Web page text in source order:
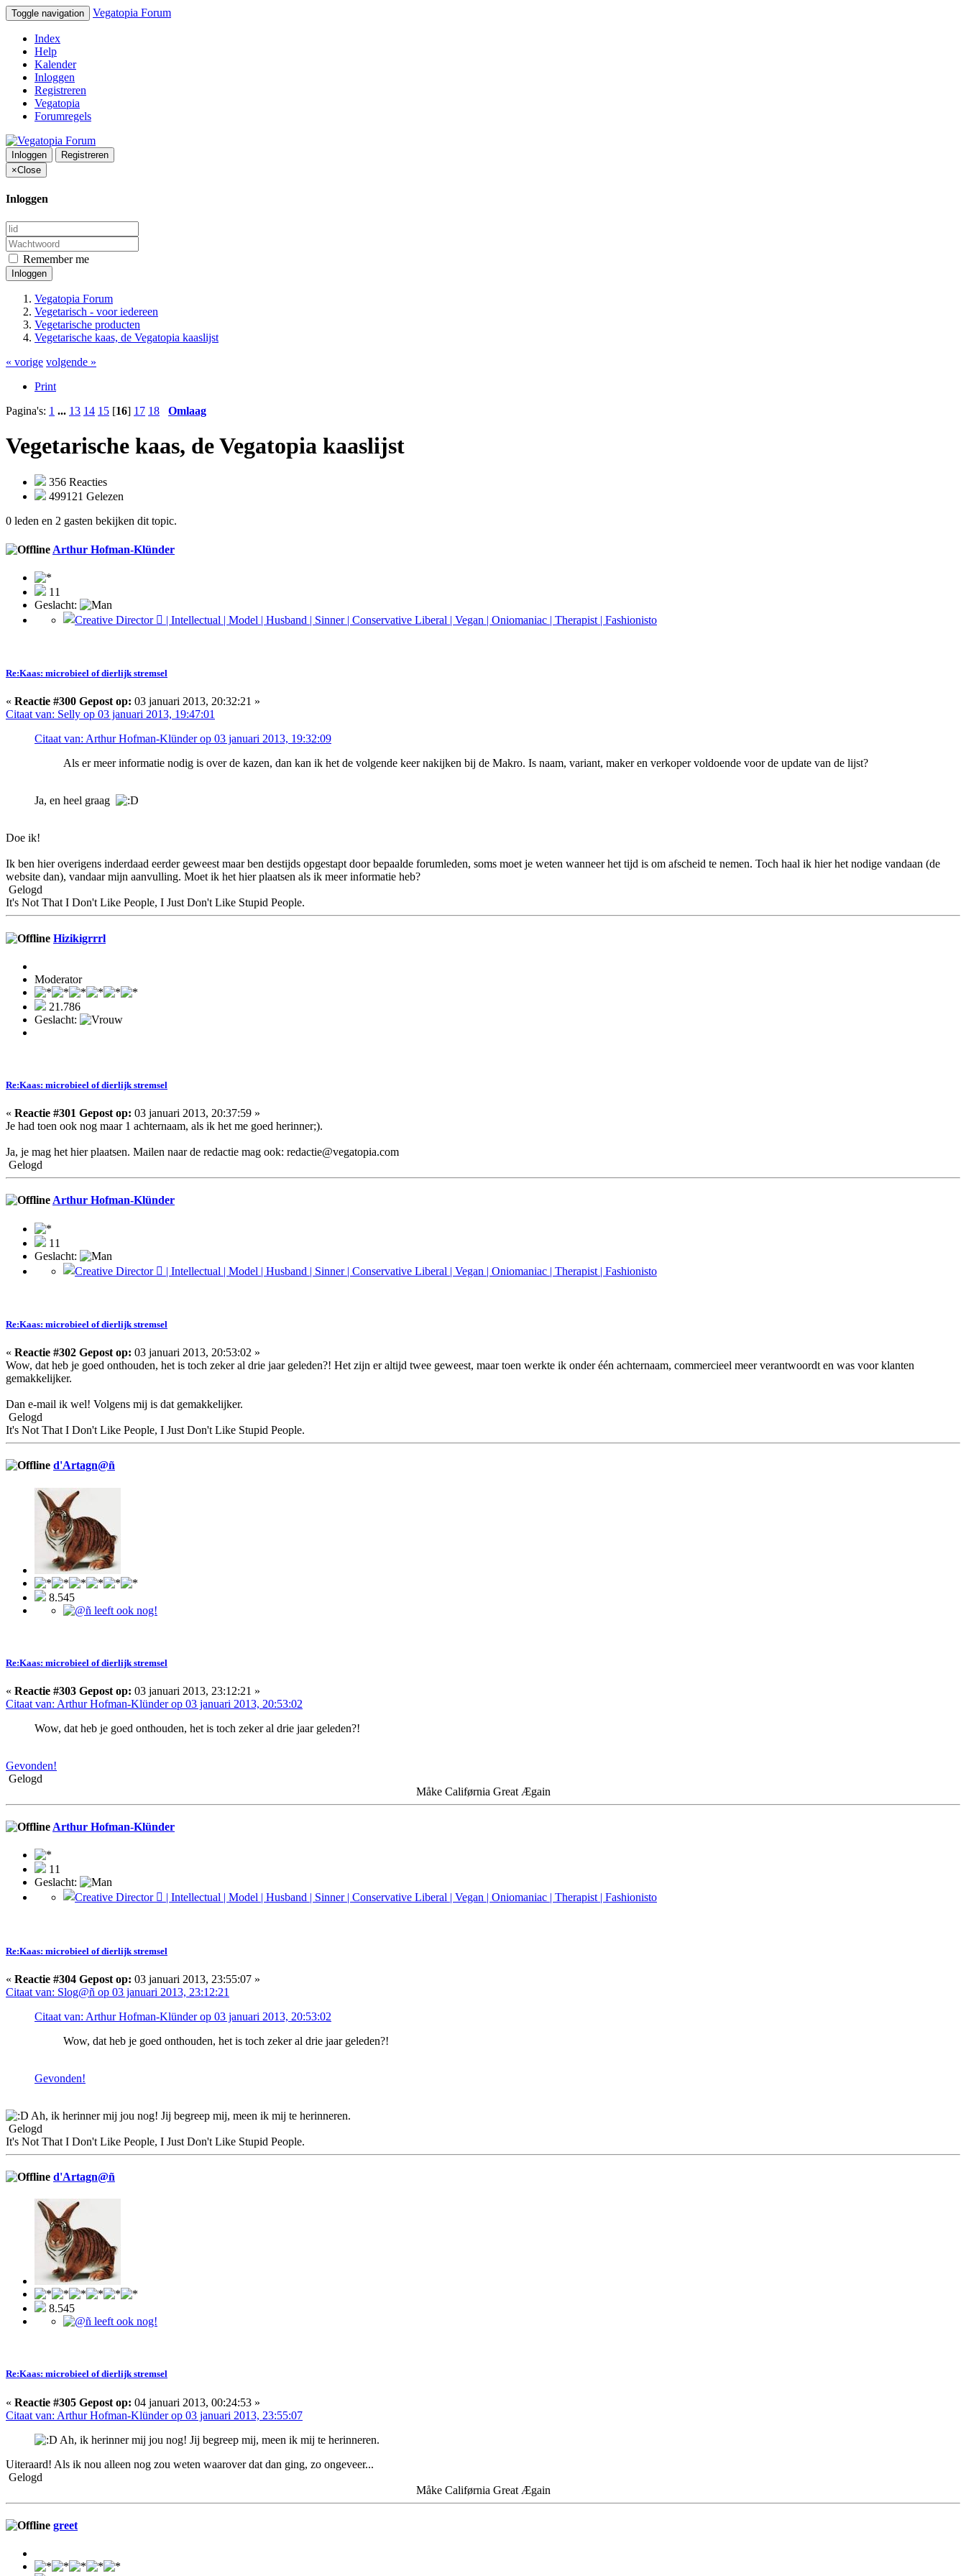
Toggle navigation Vegatopia Forum
Index
Help
Kalender
Inloggen
Registreren
Vegatopia
Forumregels
Inloggen
Registreren
×Close
Inloggen
Remember me
Inloggen
Vegatopia Forum
Vegetarisch - voor iedereen
Vegetarische producten
Vegetarische kaas, de Vegatopia kaaslijst
« vorige volgende »
Print
Pagina's: 1 ... 13 14 15 [16] 17 18 Omlaag
Vegetarische kaas, de Vegatopia kaaslijst
356 Reacties
499121 Gelezen
0 leden en 2 gasten bekijken dit topic.
Arthur Hofman-Klünder
11
Geslacht:
Re:Kaas: microbieel of dierlijk stremsel
« Reactie #300 Gepost op: 03 januari 2013, 20:32:21 »
Citaat van: Selly op 03 januari 2013, 19:47:01
Citaat van: Arthur Hofman-Klünder op 03 januari 2013, 19:32:09
Als er meer informatie nodig is over de kazen, dan kan ik het de volgende keer nakijken bij de Makro. Is naam, variant, maker en verkoper voldoende voor de update van de lijst?
Ja, en heel graag
Doe ik!
Ik ben hier overigens inderdaad eerder geweest maar ben destijds opgestapt door bepaalde forumleden, soms moet je weten wanneer het tijd is om afscheid te nemen. Toch haal ik hier het nodige vandaan (de
website dan), vandaar mijn aanvulling. Moet ik het hier plaatsen als ik meer informatie heb?
Gelogd
It's Not That I Don't Like People, I Just Don't Like Stupid People.
Hizikigrrrl
Moderator
21.786
Geslacht:
Re:Kaas: microbieel of dierlijk stremsel
« Reactie #301 Gepost op: 03 januari 2013, 20:37:59 »
Je had toen ook nog maar 1 achternaam, als ik het me goed herinner;).
Ja, je mag het hier plaatsen. Mailen naar de redactie mag ook: redactie@vegatopia.com
Gelogd
Arthur Hofman-Klünder
11
Geslacht:
Re:Kaas: microbieel of dierlijk stremsel
« Reactie #302 Gepost op: 03 januari 2013, 20:53:02 »
Wow, dat heb je goed onthouden, het is toch zeker al drie jaar geleden?! Het zijn er altijd twee geweest, maar toen werkte ik onder één achternaam, commercieel meer verantwoordt en was voor klanten
gemakkelijker.
Dan e-mail ik wel! Volgens mij is dat gemakkelijker.
Gelogd
It's Not That I Don't Like People, I Just Don't Like Stupid People.
d'Artagn@ñ
8.545
Re:Kaas: microbieel of dierlijk stremsel
« Reactie #303 Gepost op: 03 januari 2013, 23:12:21 »
Citaat van: Arthur Hofman-Klünder op 03 januari 2013, 20:53:02
Wow, dat heb je goed onthouden, het is toch zeker al drie jaar geleden?!
Gevonden!
Gelogd
Måke Califørnia Great Ægain
Arthur Hofman-Klünder
11
Geslacht:
Re:Kaas: microbieel of dierlijk stremsel
« Reactie #304 Gepost op: 03 januari 2013, 23:55:07 »
Citaat van: Slog@ñ op 03 januari 2013, 23:12:21
Citaat van: Arthur Hofman-Klünder op 03 januari 2013, 20:53:02
Wow, dat heb je goed onthouden, het is toch zeker al drie jaar geleden?!
Gevonden!
Ah, ik herinner mij jou nog! Jij begreep mij, meen ik mij te herinneren.
Gelogd
It's Not That I Don't Like People, I Just Don't Like Stupid People.
d'Artagn@ñ
8.545
Re:Kaas: microbieel of dierlijk stremsel
« Reactie #305 Gepost op: 04 januari 2013, 00:24:53 »
Citaat van: Arthur Hofman-Klünder op 03 januari 2013, 23:55:07
Ah, ik herinner mij jou nog! Jij begreep mij, meen ik mij te herinneren.
Uiteraard! Als ik nou alleen nog zou weten waarover dat dan ging, zo ongeveer...
Gelogd
Måke Califørnia Great Ægain
greet